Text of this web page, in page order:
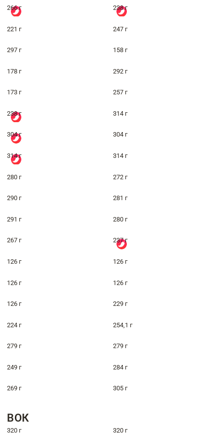
266 г 238 г
221 г 247 г
297 г 158 г
178 г 292 г
173 г 257 г
238 г 314 г
304 г 304 г
314 г 314 г
280 г 272 г
290 г 281 г
291 г 280 г
267 г 237 г
126 г 126 г
126 г 126 г
126 г 229 г
224 г 254,1 г
279 г 279 г
249 г 284 г
269 г 305 г
ВОК
320 г 320 г